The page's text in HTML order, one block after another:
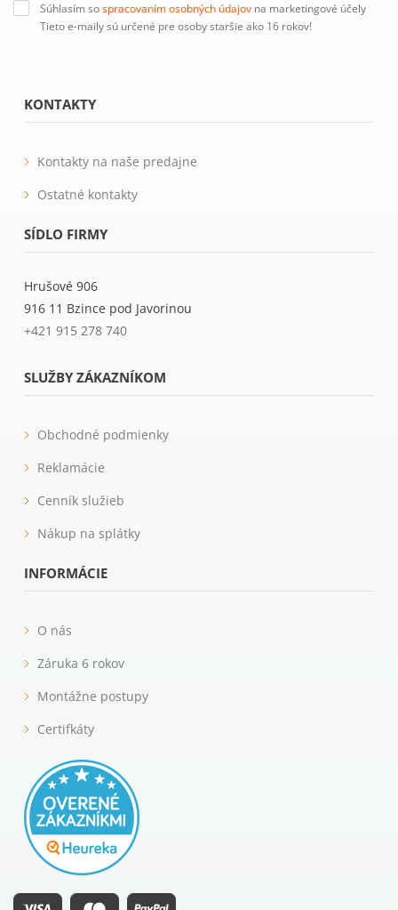
KONTAKTY
Kontakty na naše predajne
Ostatné kontakty
SÍDLO FIRMY
Hrušové 906
916 11 Bzince pod Javorinou
+421 915 278 740
SLUŽBY ZÁKAZNÍKOM
Obchodné podmienky
Reklamácie
Cenník služieb
Nákup na splátky
INFORMÁCIE
O nás
Záruka 6 rokov
Montážne postupy
Certifkáty
Súhlasím sospracovaním osobných údajov na marketingové účely
Tieto e-maily sú určené pre osoby staršie ako 16 rokov!